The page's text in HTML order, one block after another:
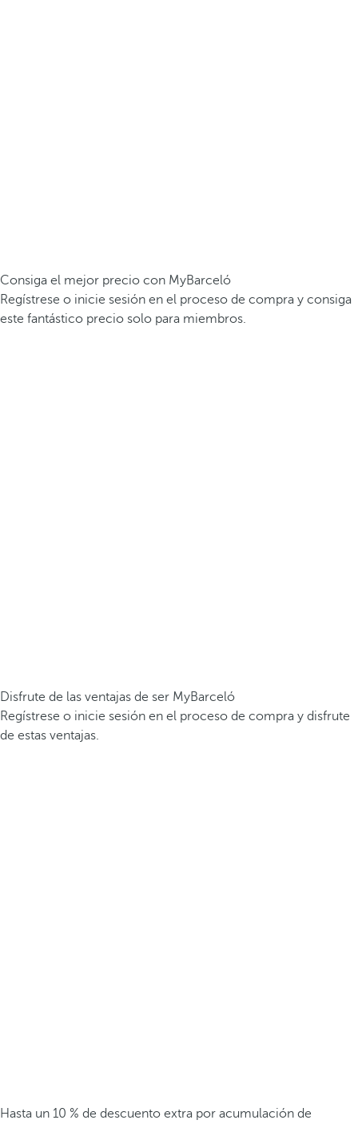
Consiga el mejor precio con MyBarceló
Regístrese o inicie sesión en el proceso de compra y consiga
este fantástico precio solo para miembros.
Disfrute de las ventajas de ser MyBarceló
Regístrese o inicie sesión en el proceso de compra y disfrute
de estas ventajas.
Hasta un 10 % de descuento extra por acumulación de